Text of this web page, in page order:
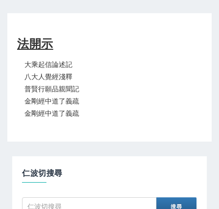
法開示
大乘起信論述記
八大人覺經淺釋
普賢行願品親聞記
金剛經中道了義疏
金剛經中道了義疏
仁波切搜尋